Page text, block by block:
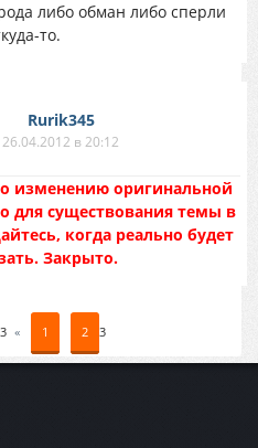
либо обман либо сперли
то.
Rurik345
26.04.2012 в 20:12
изменению оригинальной
для существования темы в
когда реально будет
Закрыто.
3 « 1 2 3